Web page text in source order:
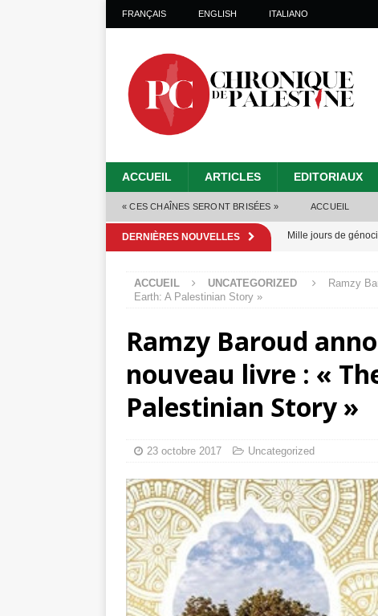
FRANÇAIS ENGLISH ITALIANO
ACCUEIL ARTICLES EDITORIAUX
« CES CHAÎNES SERONT BRISÉES » ACCUEIL
DERNIÈRES NOUVELLES Mille jours de
Alors que Trump
Les Israéliens se
toxiques[ 3 août
Capituler ou mourir
6 août 2026 ]
ACCUEIL UNCATEGORIZED
Ramzy
Earth: A Palestinian Story »
Ramzy Baroud
nouveau livre : «
Palestinian Story »
23 octobre 2017 Uncategorized